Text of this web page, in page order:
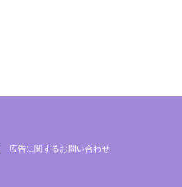
広告に関するお問い合わせ